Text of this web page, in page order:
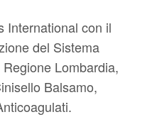
International con il
del Sistema
Lombardia,
Balsamo,